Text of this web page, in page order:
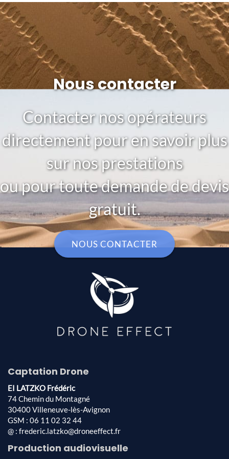
Nous contacter
Contacter nos opérateurs
directement pour en savoir plus
sur nos prestations
ou pour toute demande de devis
gratuit.
NOUS CONTACTER
Captation Drone
EI LATZKO Frédéric
74 Chemin du Montagné
30400 Villeneuve-lès-Avignon
GSM : 06 11 02 32 44
@ : frederic.latzko@droneeffect.fr
Production audiovisuelle